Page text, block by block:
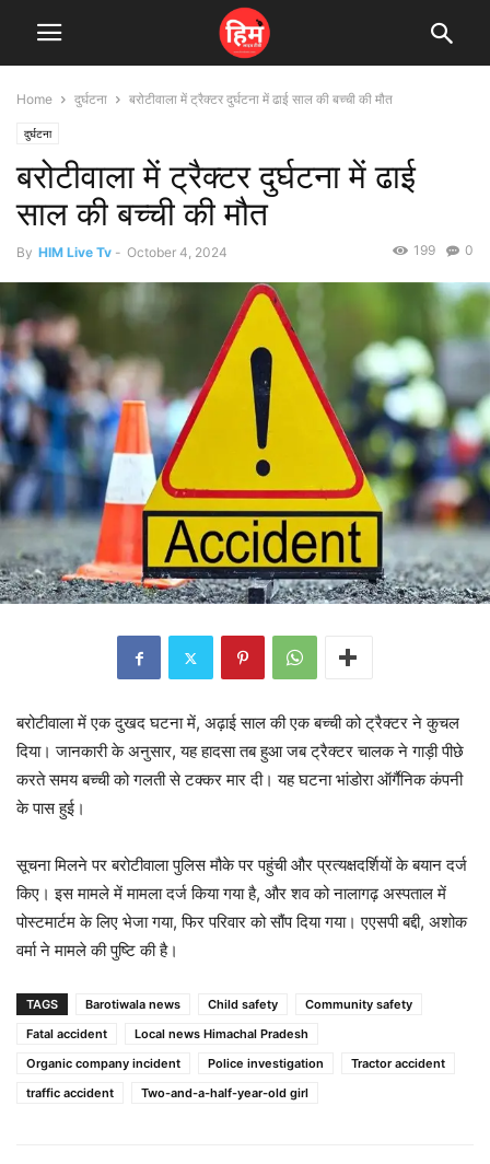
Home दुर्घटना बरोटीवाला में ट्रैक्टर दुर्घटना में ढाई साल की बच्ची की मौत
दुर्घटना
बरोटीवाला में ट्रैक्टर दुर्घटना में ढाई
साल की बच्ची की मौत
By HIM Live Tv - October 4, 2024 0
199
बरोटीवाला में एक दुखद घटना में, अढ़ाई साल की एक बच्ची को ट्रैक्टर ने कुचल
दिया। जानकारी के अनुसार, यह हादसा तब हुआ जब ट्रैक्टर चालक ने गाड़ी पीछे
करते समय बच्ची को गलती से टक्कर मार दी। यह घटना भांडोरा ऑर्गैनिक कंपनी
के पास हुई।
सूचना मिलने पर बरोटीवाला पुलिस मौके पर पहुंची और प्रत्यक्षदर्शियों के बयान दर्ज
किए। इस मामले में मामला दर्ज किया गया है, और शव को नालागढ़ अस्पताल में
पोस्टमार्टम के लिए भेजा गया, फिर परिवार को सौंप दिया गया। एएसपी बद्दी, अशोक
वर्मा ने मामले की पुष्टि की है।
TAGS Barotiwala news Child safety
Community safety
Fatal accident
Local news Himachal Pradesh
Organic company incident
Police investigation
Tractor accident
traffic accident
Two-and-a-half-year-old girl